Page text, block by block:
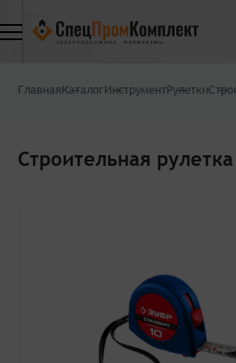
ГлавнаяКаталогИнструментРулетки
Строительная